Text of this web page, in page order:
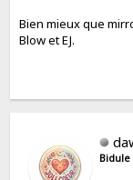
Bien mieux que
Blow et EJ.
Bidule